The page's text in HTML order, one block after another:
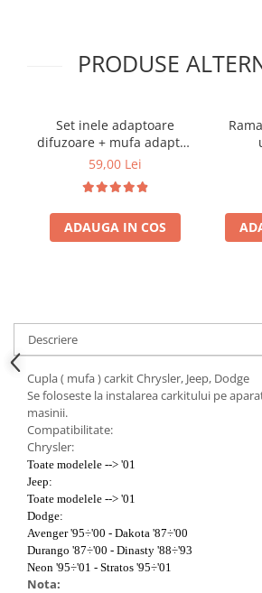
Alarme auto Alarme masina
Senzori parcare auto
Echipamente atelier
Consumabile Service
Set clipsuri auto de plastic
Incalzire scaune
Stergatoare auto
Paravanturi auto
Lumini ambientale
PRODUSE
Set inele adaptoare
difuzoare + mufa adaptor
difuzor VW Golf IV
59,00 Lei
ADAUGA IN COS
Descriere
Cupla ( mufa ) carkit Chrysler, Jeep, Dodge
Se foloseste la instalarea carkitului pe
masinii.
Compatibilitate:
Chrysler:
Toate modelele --> '01
Jeep:
Toate modelele --> '01
Dodge:
Avenger '95÷'00 - Dakota '87÷'00
Durango '87÷'00 - Dinasty '88÷'93
Neon '95÷'01 - Stratos '95÷'01
Nota: